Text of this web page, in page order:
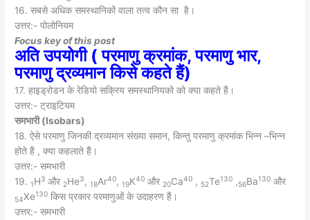
16. सबसे अधिक समस्थानिकों वाला तत्व कौन सा है।
उत्तर:- पोलोनियम
Focus key of this post
अति उपयोगी ( परमाणु क्रमांक, परमाणु भार,
परमाणु द्रव्यमान किसे कहते हैं)
17. हाइड्रोडन के रेडियो सक्रिय समस्थानियको को क्या कहते हैं।
उत्तर:- ट्राइटियम
समभारी (Isobars)
18. ऐसे परमाणु जिनकी द्रव्यमान संख्या समान, किन्तु परमाणु क्रमांक भिन्न –भिन्न
होते हैं , क्या कहलाते हैं।
उत्तर:- समभारी
19.1H3 और 2He3,18Ar40,19K40 और 20Ca40 , 52Te130 ,56Ba130 और
54Xe130 किस प्रकार परमाणुओं के उदाहरण हैं।
उत्तर:- समभारी